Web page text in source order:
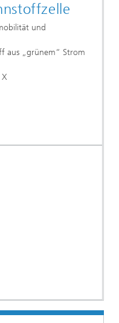
und
aus „grünem“ Strom
X